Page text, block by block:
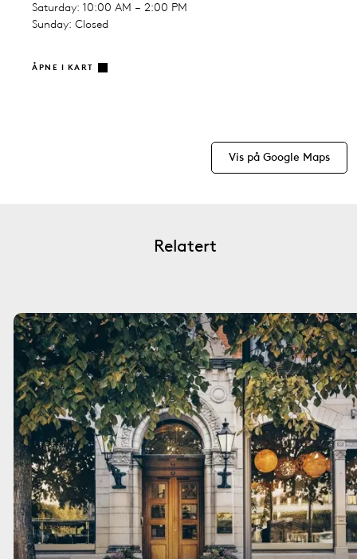
Saturday: 10:00 AM – 2:00 PM
Sunday: Closed
ÅPNE I KART
Vis på Google Maps
Relatert